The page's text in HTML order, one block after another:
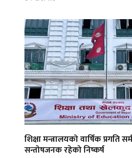
शिक्षा मन्त्रालयको वार्षिक प्रगति
सन्तोषजनक रहेको निष्कर्ष